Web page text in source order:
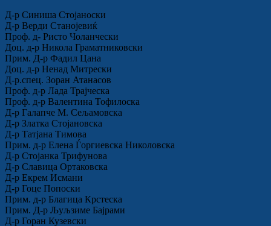
Д-р Синиша Стојаноски
Д-р Верди Станојевиќ
Проф. д- Ристо Чоланчески
Доц. д-р Никола Граматниковски
Прим. Д-р Фадил Цана
Доц. д-р Ненад Митрески
Д-р.спец. Зоран Атанасов
Проф. д-р Лада Трајческа
Проф. д-р Валентина Тофилоска
Д-р Галапче M. Сељамовска
Д-р Златка Стојановска
Д-р Татјана Тимова
Прим. д-р Елена Ѓоргиевска Николовска
Д-р Стојанка Трифунова
Д-р Славица Ортаковска
Д-р Екрем Исмани
Д-р Гоце Попоски
Прим. д-р Благица Крстеска
Прим. Д-р Љуљзиме Бајрами
Д-р Горан Кузевски